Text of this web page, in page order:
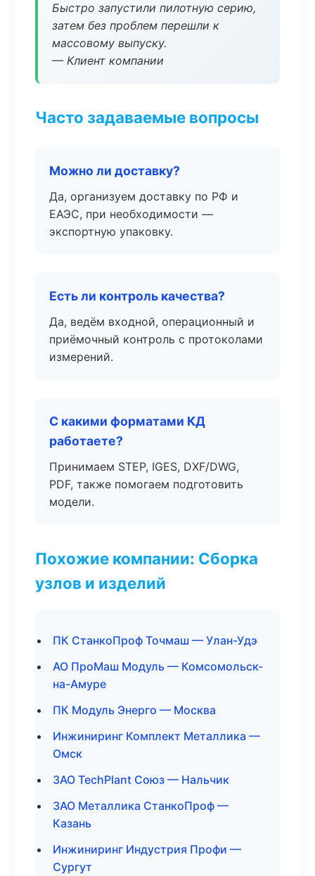
Быстро запустили пилотную серию,
затем без проблем перешли к
массовому выпуску.
— Клиент компании
Часто задаваемые вопросы
Можно ли доставку?
Да, организуем доставку по РФ и
ЕАЭС, при необходимости —
экспортную упаковку.
Есть ли контроль качества?
Да, ведём входной, операционный и
приёмочный контроль с протоколами
измерений.
С какими форматами КД
работаете?
Принимаем STEP, IGES, DXF/DWG,
PDF, также помогаем подготовить
модели.
Похожие компании: Сборка
узлов и изделий
ПК СтанкоПроф Точмаш — Улан-Удэ
АО ПроМаш Модуль — Комсомольск-
на-Амуре
ПК Модуль Энерго — Москва
Инжиниринг Комплект Металлика —
Омск
ЗАО TechPlant Союз — Нальчик
ЗАО Металлика СтанкоПроф —
Казань
Инжиниринг Индустрия Профи —
Сургут